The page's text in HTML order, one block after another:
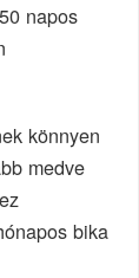
napos
könnyen
medve
bika